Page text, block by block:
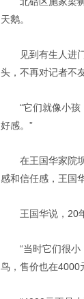
天鹅。
见到有生人进
头，不再对记者不
“它们就像小
好感。”
在王国华家院
感和信任感，王国
王国华说，20
“当时它们很
鸟，售价也在4000